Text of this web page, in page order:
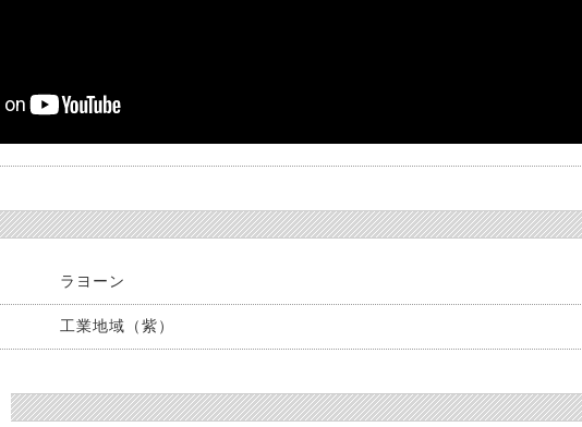
ラヨーン
工業地域（紫）